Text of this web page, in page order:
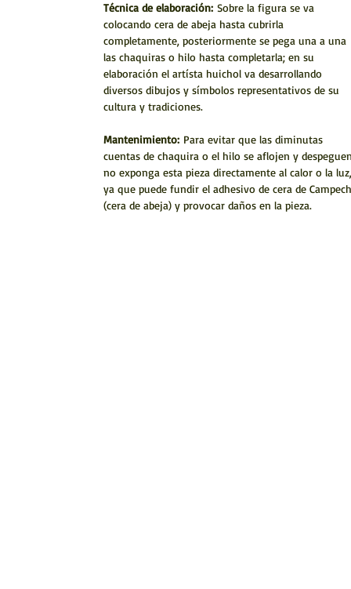
Técnica de elaboración: Sobre la figura se va
colocando cera de abeja hasta cubrirla
completamente, posteriormente se pega una a una
las chaquiras o hilo hasta completarla; en su
elaboración el artísta huichol va desarrollando
diversos dibujos y símbolos representativos de su
cultura y tradiciones.
Mantenimiento: Para evitar que las diminutas
cuentas de chaquira o el hilo se aflojen y
no exponga esta pieza directamente al calor o la luz,
ya que puede fundir el adhesivo de cera de
(cera de abeja) y provocar daños en la pieza.